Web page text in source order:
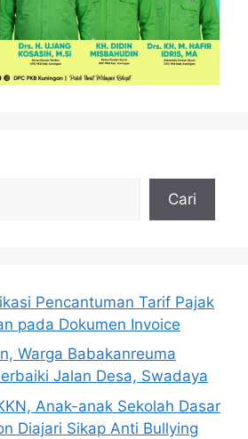
Cari
Pencantuman Tarif Pajak
pada Dokumen Invoice
Warga Babakanreuma
Jalan Desa, Swadaya
Anak-anak Sekolah Dasar
Diajari Sikap Anti Bullying